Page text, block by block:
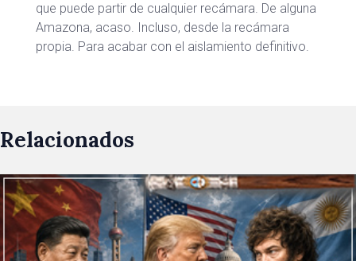
que puede partir de cualquier recámara. De alguna
Amazona, acaso. Incluso, desde la recámara
propia. Para acabar con el aislamiento definitivo.
Relacionados